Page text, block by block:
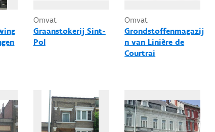
Omvat
Graanstokerij Sint-
Pol
Omvat
Grondstoffenmagazij
n van Linière de
Courtrai